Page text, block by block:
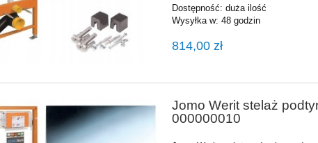
Dostępność: duża ilość
Wysyłka w: 48 godzin
814,00 zł
Jomo Werit stelaż
000000010